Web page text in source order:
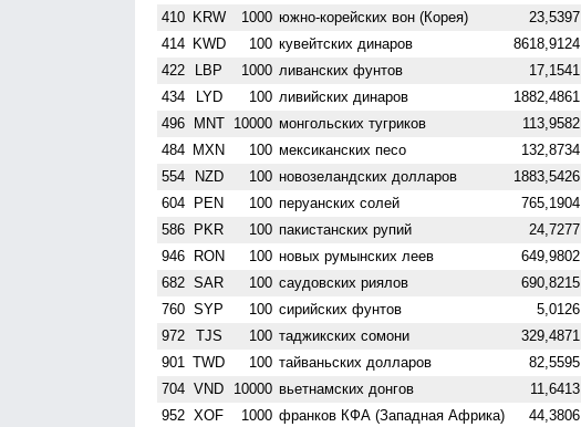
410 KRW 1000 южно-корейских вон (Корея) 23,5397
414 KWD 100 кувейтских динаров 8618,9124
422 LBP 1000 ливанских фунтов 17,1541
434 LYD 100 ливийских динаров 1882,4861
496 MNT 10000 монгольских тугриков 113,9582
484 MXN 100 мексиканских песо 132,8734
554 NZD 100 ново­зеландских долларов 1883,5426
604 PEN 100 перуанских солей 765,1904
586 PKR 100 пакистанских рупий 24,7277
946 RON 100 новых румынских леев 649,9802
682 SAR 100 саудовских риялов 690,8215
760 SYP 100 сирийских фунтов 5,0126
972 TJS 100 таджикских сомони 329,4871
901 TWD 100 тайваньских долларов 82,5595
704 VND 10000 вьетнамских донгов 11,6413
952 XOF 1000 франков КФА (Западная Африка) 44,3806